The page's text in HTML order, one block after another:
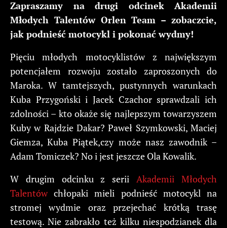
Zapraszamy na drugi odcinek Akademii
Młodych Talentów Orlen Team – zobaczcie,
jak podnieść motocykl i pokonać wydmy!
Pięciu młodych motocyklistów z największym
potencjałem rozwoju zostało zaproszonych do
Maroka. W tamtejszych, pustynnych warunkach
Kuba Przygoński i Jacek Czachor sprawdzali ich
zdolności – kto okaże się najlepszym towarzyszem
Kuby w Rajdzie Dakar? Paweł Szymkowski, Maciej
Giemza, Kuba Piątek,czy może nasz zawodnik –
Adam Tomiczek? No i jest jeszcze Ola Kowalik.
W drugim odcinku z serii Akademii Młodych
Talentówchłopaki mieli podnieść motocykl na
stromej wydmie oraz przejechać krótką trasę
testową. Nie zabrakło też kilku niespodzianek dla